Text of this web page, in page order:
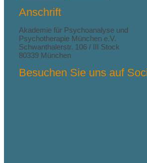
Anschrift
Akademie für Psychoanalyse und
Psychotherapie München e.V.
Schwanthalerstr. 106 / III Stock
80339 München
Besuchen Sie uns auf